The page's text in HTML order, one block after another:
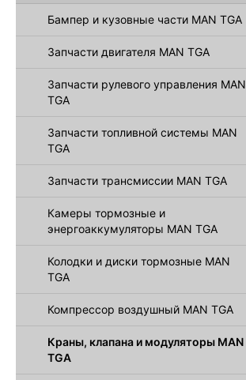
Бампер и кузовные части MAN TGA
Запчасти двигателя MAN TGA
Запчасти рулевого управления MAN
TGA
Запчасти топливной системы MAN
TGA
Запчасти трансмиссии MAN TGA
Камеры тормозные и
энергоаккумуляторы MAN TGA
Колодки и диски тормозные MAN
TGA
Компрессор воздушный MAN TGA
Краны, клапана и модуляторы MAN
TGA